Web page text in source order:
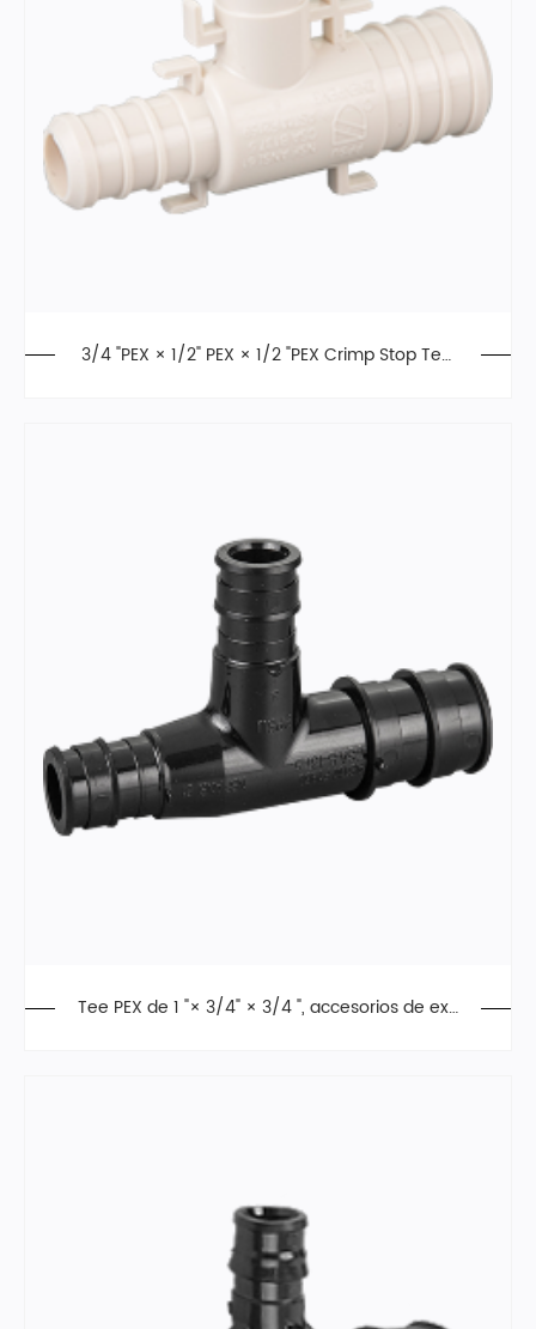
3/4 "PEX × 1/2" PEX × 1/2 "PEX Crimp Stop Tee,
Tee PEX de 1 "× 3/4" × 3/4 ", accesorios de exp